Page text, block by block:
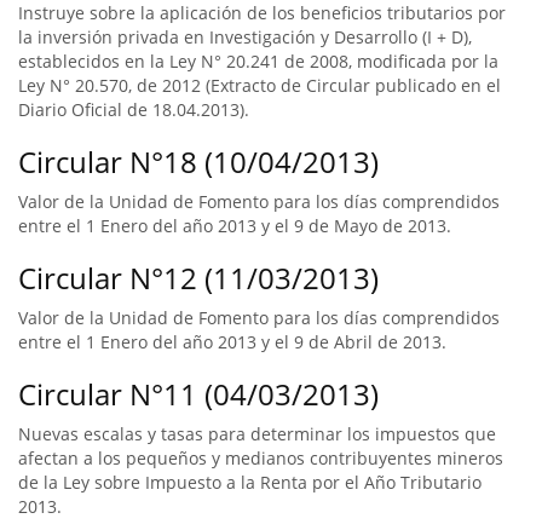
Instruye sobre la aplicación de los beneficios tributarios por
la inversión privada en Investigación y Desarrollo (I + D),
establecidos en la Ley N° 20.241 de 2008, modificada por la
Ley N° 20.570, de 2012 (Extracto de Circular publicado en el
Diario Oficial de 18.04.2013).
Circular N°18 (10/04/2013)
Valor de la Unidad de Fomento para los días comprendidos
entre el 1 Enero del año 2013 y el 9 de Mayo de 2013.
Circular N°12 (11/03/2013)
Valor de la Unidad de Fomento para los días comprendidos
entre el 1 Enero del año 2013 y el 9 de Abril de 2013.
Circular N°11 (04/03/2013)
Nuevas escalas y tasas para determinar los impuestos que
afectan a los pequeños y medianos contribuyentes mineros
de la Ley sobre Impuesto a la Renta por el Año Tributario
2013.